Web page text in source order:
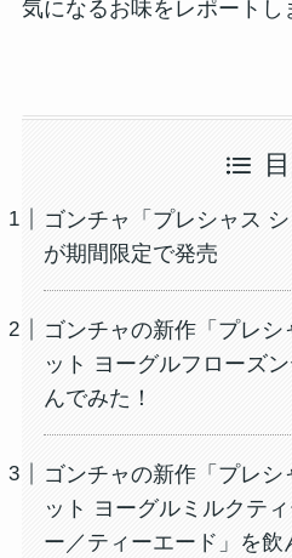
気になるお味をレポートし
ゴンチャ「プレシャス
が期間限定で発売
ゴンチャの新作「プレシ
ット ヨーグルフローズ
んでみた！
ゴンチャの新作「プレシ
ット ヨーグルミルクテ
ー／ティーエード」を飲